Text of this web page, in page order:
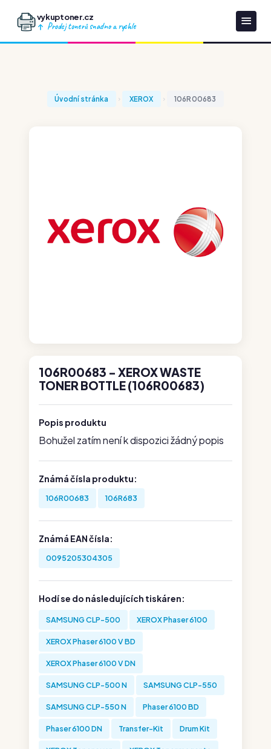
vykuptoner.cz
Prodej tonerů snadno a rychle
Úvodní stránka XEROX 106R00683
106R00683 - XEROX WASTE
TONER BOTTLE (106R00683)
Popis produktu
Bohužel zatím není k dispozici žádný popis
Známá čísla produktu:
106R00683 106R683
Známá EAN čísla:
0095205304305
Hodí se do následujících tiskáren:
SAMSUNG CLP-500 XEROX Phaser 6100
XEROX Phaser 6100 V BD
XEROX Phaser 6100 V DN
SAMSUNG CLP-500 N SAMSUNG CLP-550
SAMSUNG CLP-550 N Phaser 6100 BD
Phaser 6100 DN Transfer-Kit Drum Kit